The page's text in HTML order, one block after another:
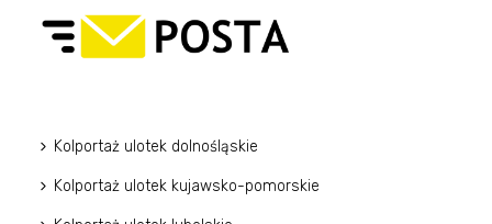
Kolportaż ulotek dolnośląskie
Kolportaż ulotek kujawsko-pomorskie